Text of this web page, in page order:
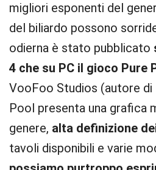
migliori esponenti del
del biliardo possono
odierna è stato pubblicato
4 che su PC il gioco Pure
VooFoo Studios (autore di
Pool presenta una grafica
genere, alta definizione
tavoli disponibili e varie